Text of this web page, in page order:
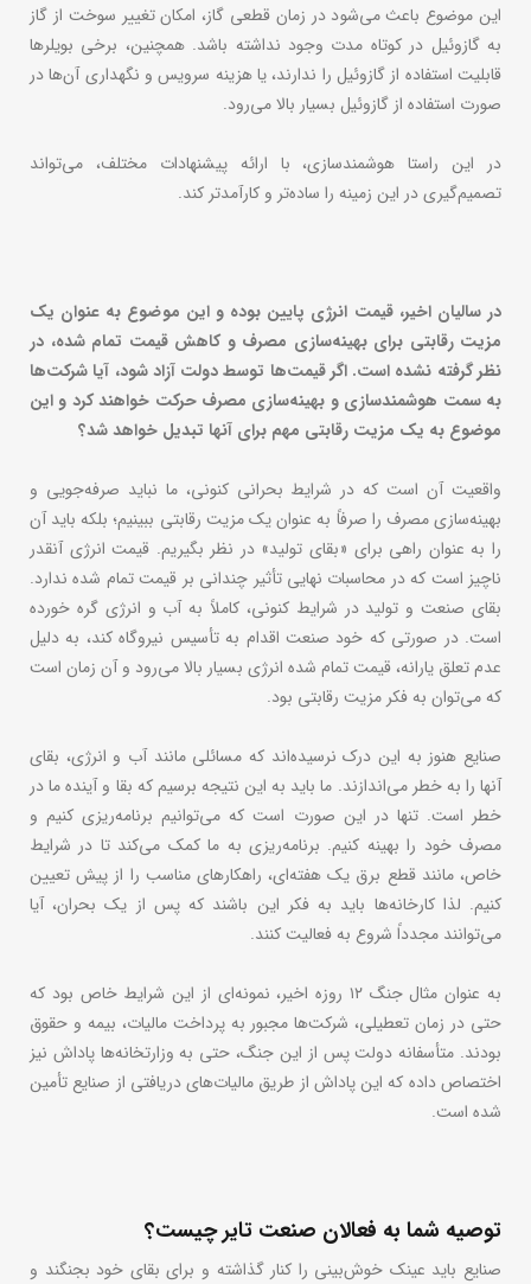
این موضوع باعث می‌شود در زمان قطعی گاز، امکان تغییر سوخت از گاز
به گازوئیل در کوتاه مدت وجود نداشته باشد. همچنین، برخی بویلرها
قابلیت استفاده از گازوئیل را ندارند، یا هزینه سرویس و نگهداری آن‌ها در
صورت استفاده از گازوئیل بسیار بالا می‌رود.
در این راستا هوشمندسازی، با ارائه پیشنهادات مختلف، می‌تواند
تصمیم‌گیری در این زمینه را ساده‌تر و کارآمدتر کند.
در سالیان اخیر، قیمت انرژی پایین بوده و این موضوع به عنوان یک
مزیت رقابتی برای بهینه‌سازی مصرف و کاهش قیمت تمام شده، در
نظر گرفته نشده است. اگر قیمت‌ها توسط دولت آزاد شود، آیا شرکت‌ها
به سمت هوشمندسازی و بهینه‌سازی مصرف حرکت خواهند کرد و این
موضوع به یک مزیت رقابتی مهم برای آنها تبدیل خواهد شد؟
واقعیت آن است که در شرایط بحرانی کنونی، ما نباید صرفه‌جویی و
بهینه‌سازی مصرف را صرفاً به عنوان یک مزیت رقابتی ببینیم؛ بلکه باید آن
را به عنوان راهی برای «بقای تولید» در نظر بگیریم. قیمت انرژی آنقدر
ناچیز است که در محاسبات نهایی تأثیر چندانی بر قیمت تمام شده ندارد.
بقای صنعت و تولید در شرایط کنونی، کاملاً به آب و انرژی گره خورده
است. در صورتی که خود صنعت اقدام به تأسیس نیروگاه کند، به دلیل
عدم تعلق یارانه، قیمت تمام شده انرژی بسیار بالا می‌رود و آن زمان است
که می‌توان به فکر مزیت رقابتی بود.
صنایع هنوز به این درک نرسیده‌اند که مسائلی مانند آب و انرژی، بقای
آنها را به خطر می‌اندازند. ما باید به این نتیجه برسیم که بقا و آینده ما در
خطر است. تنها در این صورت است که می‌توانیم برنامه‌ریزی کنیم و
مصرف خود را بهینه کنیم. برنامه‌ریزی به ما کمک می‌کند تا در شرایط
خاص، مانند قطع برق یک هفته‌ای، راهکارهای مناسب را از پیش تعیین
کنیم. لذا کارخانه‌ها باید به فکر این باشند که پس از یک بحران، آیا
می‌توانند مجدداً شروع به فعالیت کنند.
به عنوان مثال جنگ ۱۲ روزه اخیر، نمونه‌ای از این شرایط خاص بود که
حتی در زمان تعطیلی، شرکت‌ها مجبور به پرداخت مالیات، بیمه و حقوق
بودند. متأسفانه دولت پس از این جنگ، حتی به وزارتخانه‌ها پاداش نیز
اختصاص داده که این پاداش از طریق مالیات‌های دریافتی از صنایع تأمین
شده است.
توصیه شما به فعالان صنعت تایر چیست؟
صنایع باید عینک خوش‌بینی را کنار گذاشته و برای بقای خود بجنگند و